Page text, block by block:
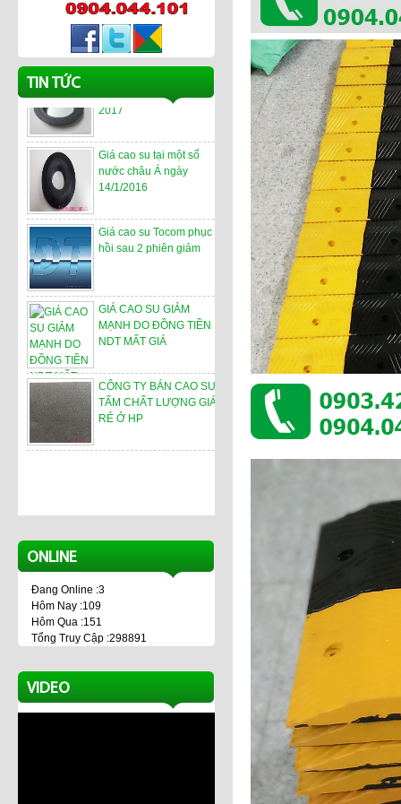
TIN TỨC
xấu đến giá cao su năm
2017
Giá cao su tại một số
nước châu Á ngày
14/1/2016
Giá cao su Tocom phục
hồi sau 2 phiên giảm
GIÁ CAO SU GIẢM
MẠNH DO ĐỒNG TIỀN
NDT MẤT GIÁ
CÔNG TY BÁN CAO SU
TẤM CHẤT LƯỢNG GIÁ
RẺ Ở HP
ONLINE
Đang Online :3
Hôm Nay :109
Hôm Qua :151
Tổng Truy Cập :298891
VIDEO